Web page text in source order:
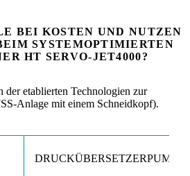
BEI KOSTEN UND NUTZEN
SYSTEMOPTIMIERTEN
HT SERVO-JET4000?
der etablierten Technologien zur
Anlage mit einem Schneidkopf).
DRUCKÜBERSETZERPUMPE